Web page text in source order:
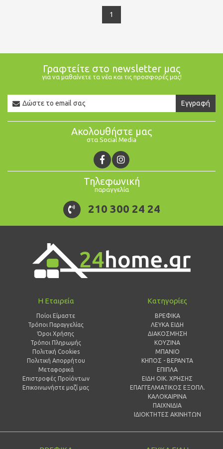
1
Γραφτείτε στο newsletter μας
για να μαθαίνετε τα νέα και τις προσφορές μας!
Newsletter
Email
Εγγραφή
Ακολουθήστε μας
στα Social Media
Τηλεφωνική
παραγγελία
210 300 24 24
Η Εταιρεία
Ποίοι Είμαστε
Τρόποι Παραγγελίας
Όροι Χρήσης
Τρόποι Πληρωμής
Πολιτική Cookies
Πολιτική Απορρήτου
Μεταφορικά
Επιστροφές Προϊόντων
Επικοινωνήστε μαζί μας
Κατηγορίες
ΒΡΕΦΙΚΑ
ΛΕΥΚΑ ΕΙΔΗ
ΔΙΑΚΟΣΜΗΣΗ
ΚΟΥΖΙΝΑ
ΜΠΑΝΙΟ
ΚΗΠΟΣ - ΒΕΡΑΝΤΑ
ΕΠΙΠΛΑ
ΕΙΔΗ ΟΙΚ. ΧΡΗΣΗΣ
ΕΠΑΓΓΕΛΜΑΤΙΚΟΣ ΕΞΟΠΛ.
ΚΑΛΟΚΑΙΡΙΝΑ
ΠΑΙΧΝΙΔΙΑ
ΙΔΙΟΚΤΗΤΕΣ ΑΚΙΝΗΤΩΝ